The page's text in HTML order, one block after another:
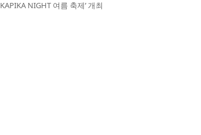
KAPIKA NIGHT 여름 축제’ 개최